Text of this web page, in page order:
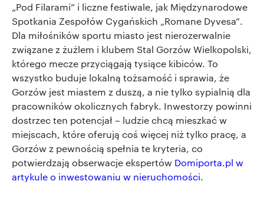
„Pod Filarami” i liczne festiwale, jak Międzynarodowe
Spotkania Zespołów Cygańskich „Romane Dyvesa”.
Dla miłośników sportu miasto jest nierozerwalnie
związane z żużlem i klubem Stal Gorzów Wielkopolski,
którego mecze przyciągają tysiące kibiców. To
wszystko buduje lokalną tożsamość i sprawia, że
Gorzów jest miastem z duszą, a nie tylko sypialnią dla
pracowników okolicznych fabryk. Inwestorzy powinni
dostrzec ten potencjał – ludzie chcą mieszkać w
miejscach, które oferują coś więcej niż tylko pracę, a
Gorzów z pewnością spełnia te kryteria, co
potwierdzają obserwacje ekspertów Domiporta.pl w
artykule o inwestowaniu w nieruchomości.